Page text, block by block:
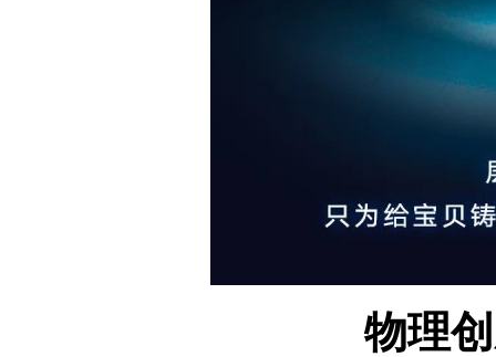
物理